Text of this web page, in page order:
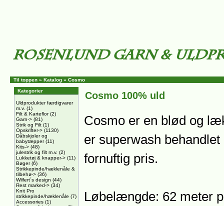
Til toppen » Katalog » Cosmo
Kategorier
Uldprodukter færdigvarer
m.v. (1)
Filt & Karteflor(2)
Garn-> (81)
Strik og Filt (1)
Opskrifter-> (1130)
Dåbskjoler og
babytæpper(11)
Kits-> (48)
julestrik og filt m.v. (2)
Lukketøj & knapper-> (11)
Bøger(6)
Strikkepinde/hæklenåle &
tilbehø-> (36)
Wilfert´s design (44)
Rest marked-> (34)
Knit Pro
strikkepinde/hæklenåle (7)
Accessories (1)
Cosmo 100% uld
Cosmo er en blød og
er superwash
fornuftig pris.
Løbelængde: 62 meter